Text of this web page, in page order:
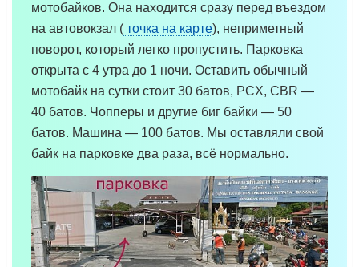
мотобайков. Она находится сразу перед въездом
на автовокзал ( точка на карте), неприметный
поворот, который легко пропустить. Парковка
открыта с 4 утра до 1 ночи. Оставить обычный
мотобайк на сутки стоит 30 батов, PCX, CBR —
40 батов. Чопперы и другие биг байки — 50
батов. Машина — 100 батов. Мы оставляли свой
байк на парковке два раза, всё нормально.